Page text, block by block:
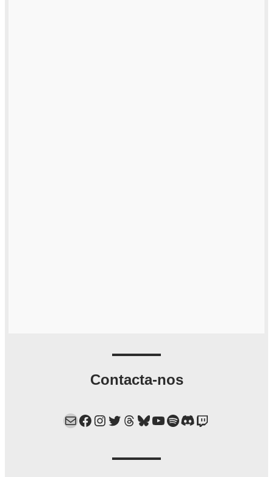
Contacta-nos
Mail Facebook Instagram Twitter Threads Bluesky YouTube Spotify Discord Twitch